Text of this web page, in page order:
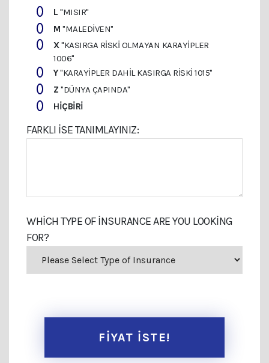
L "MISIR"
M "MALEDIVEN"
X"KASIRGA RISKI OLMAYAN KARAYIPLER
1006"
Y"KARAYIPLER DAHIL KASIRGA RISKI 1015"
Z "DÜNYA ÇAPINDA"
HIÇBIRI
FARKLI ISE TANIMLAYINIZ:
WHICH TYPE OF INSURANCE ARE YOU LOOKING
FOR?
FİYAT İSTE!